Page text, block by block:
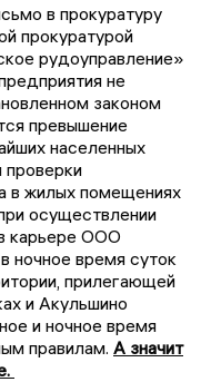
в прокуратуру
прокуратурой
рудоуправление»
не
законом
превышение
населенных
проверки
в жилых помещениях
осуществлении
карьере ООО
ночное время суток
прилегающей
и Акульшино
и ночное время
правилам. А значит